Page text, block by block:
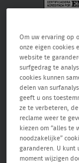
Verisure NV,
care@verisure.be,
Toezichthoudende
– Algemene Directie
www.besafe.be
Om uw ervaring op
onze eigen cookies
website te
surfgedrag te
cookies kunnen
delen van
geeft u ons
ze te verbeteren,
reclame weer te
kiezen om “alles te
noodzakelijke”
garanderen. U kunt
moment wijzigen